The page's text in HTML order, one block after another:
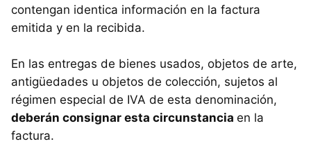
contengan identica información en la factura
emitida y en la recibida.
En las entregas de bienes usados, objetos de arte,
antigüedades u objetos de colección, sujetos al
régimen especial de IVA de esta denominación,
deberán consignar esta circunstancia en la
factura.